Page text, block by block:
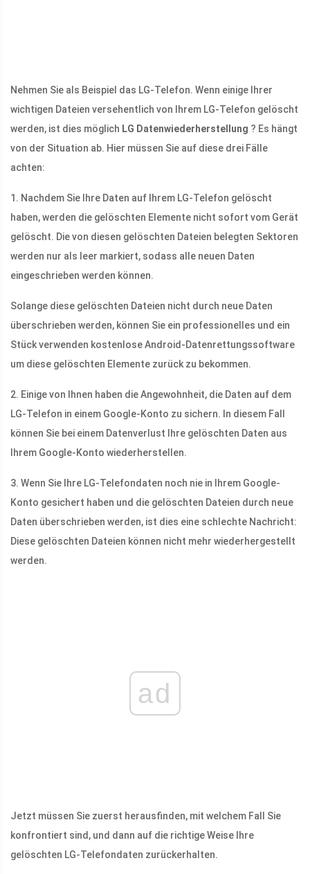
Nehmen Sie als Beispiel das LG-Telefon. Wenn einige Ihrer
wichtigen Dateien versehentlich von Ihrem LG-Telefon gelöscht
werden, ist dies möglich LG Datenwiederherstellung ? Es hängt
von der Situation ab. Hier müssen Sie auf diese drei Fälle
achten:
1. Nachdem Sie Ihre Daten auf Ihrem LG-Telefon gelöscht
haben, werden die gelöschten Elemente nicht sofort vom Gerät
gelöscht. Die von diesen gelöschten Dateien belegten Sektoren
werden nur als leer markiert, sodass alle neuen Daten
eingeschrieben werden können.
Solange diese gelöschten Dateien nicht durch neue Daten
überschrieben werden, können Sie ein professionelles und ein
Stück verwenden kostenlose Android-Datenrettungssoftware
um diese gelöschten Elemente zurück zu bekommen.
2. Einige von Ihnen haben die Angewohnheit, die Daten auf dem
LG-Telefon in einem Google-Konto zu sichern. In diesem Fall
können Sie bei einem Datenverlust Ihre gelöschten Daten aus
Ihrem Google-Konto wiederherstellen.
3. Wenn Sie Ihre LG-Telefondaten noch nie in Ihrem Google-
Konto gesichert haben und die gelöschten Dateien durch neue
Daten überschrieben werden, ist dies eine schlechte Nachricht:
Diese gelöschten Dateien können nicht mehr wiederhergestellt
werden.
ad
Jetzt müssen Sie zuerst herausfinden, mit welchem ​​Fall Sie
konfrontiert sind, und dann auf die richtige Weise Ihre
gelöschten LG-Telefondaten zurückerhalten.